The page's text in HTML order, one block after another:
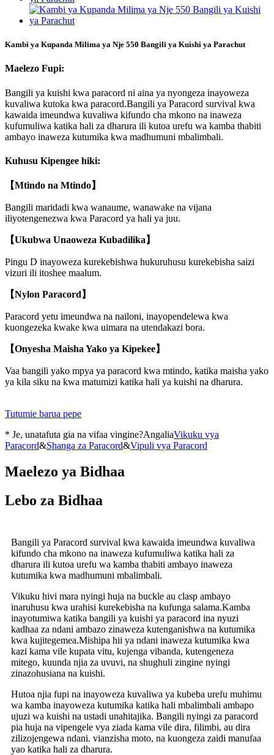
Kambi ya Kupanda Milima ya Nje 550 Bangili ya Kuishi ya Parachut
Maelezo Fupi:
Bangili ya kuishi kwa paracord ni aina ya nyongeza inayoweza
kuvaliwa kutoka kwa paracord.Bangili ya Paracord survival kwa
kawaida imeundwa kuvaliwa kifundo cha mkono na inaweza
kufumuliwa katika hali za dharura ili kutoa urefu wa kamba thabiti
ambayo inaweza kutumika kwa madhumuni mbalimbali.
Kuhusu Kipengee hiki:
【Mtindo na Mtindo】
Bangili maridadi kwa wanaume, wanawake na vijana
iliyotengenezwa kwa Paracord ya hali ya juu.
【Ukubwa Unaoweza Kubadilika】
Pingu D inayoweza kurekebishwa hukuruhusu kurekebisha saizi
vizuri ili itoshee maalum.
【Nylon Paracord】
Paracord yetu imeundwa na nailoni, inayopendelewa kwa
kuongezeka kwake kwa uimara na utendakazi bora.
【Onyesha Maisha Yako ya Kipekee】
Vaa bangili yako mpya ya paracord kwa mtindo, katika maisha yako
ya kila siku na kwa matumizi katika hali ya kuishi na dharura.
Tutumie barua pepe
* Je, unatafuta gia na vifaa vingine?AngaliaVikuku vya
Paracord&Shanga za Paracord&Vipuli vya Paracord
Maelezo ya Bidhaa
Lebo za Bidhaa
Bangili ya Paracord survival kwa kawaida imeundwa kuvaliwa
kifundo cha mkono na inaweza kufumuliwa katika hali za
dharura ili kutoa urefu wa kamba thabiti ambayo inaweza
kutumika kwa madhumuni mbalimbali.
Vikuku hivi mara nyingi huja na buckle au clasp ambayo
inaruhusu kwa urahisi kurekebisha na kufunga salama.Kamba
inayotumiwa katika bangili ya kuishi ya paracord ina nyuzi
kadhaa za ndani ambazo zinaweza kutenganishwa na kutumika
kwa kujitegemea.Mishipa hii ya ndani inaweza kutumika kwa
kazi kama vile kupata vitu, kujenga vibanda, kutengeneza
mitego, kuunda njia za uvuvi, na shughuli zingine nyingi
zinazohusiana na kuishi.
Hutoa njia fupi na inayoweza kuvaliwa ya kubeba urefu muhimu
wa kamba inayoweza kutumika katika hali mbalimbali ambapo
ujuzi wa kuishi na ustadi unahitajika. Bangili nyingi za paracord
pia huja na vipengele vya ziada kama vile dira, filimbi, au dira
zilizojengewa ndani. vianzisha moto, na kuongeza zaidi manufaa
yao katika hali za dharura.